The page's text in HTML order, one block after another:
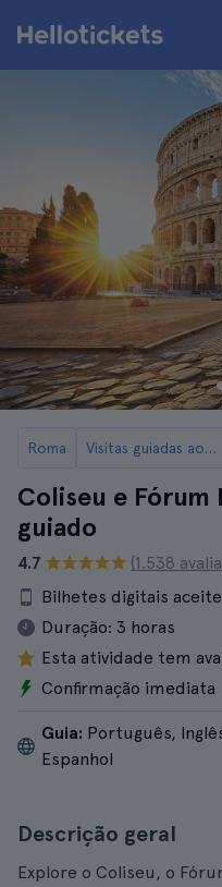
Roma Visitas guiadas ao Coliseu, Fórum Romano e Monte Palatino
Coliseu e Fórum
guiado
4.7
(1.538
Bilhetes digitais
Duração: 3 horas
Esta atividade tem
Confirmação imediata
Guia: Português,
Espanhol
Descrição geral
Explore o Coliseu, o